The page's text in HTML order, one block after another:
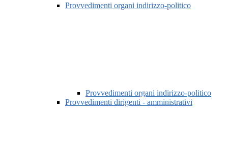
Provvedimenti organi indirizzo-politico
Provvedimenti organi indirizzo-politico
Provvedimenti dirigenti - amministrativi